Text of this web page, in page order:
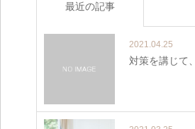
最近の記事
2021.04.25
対策を講じて